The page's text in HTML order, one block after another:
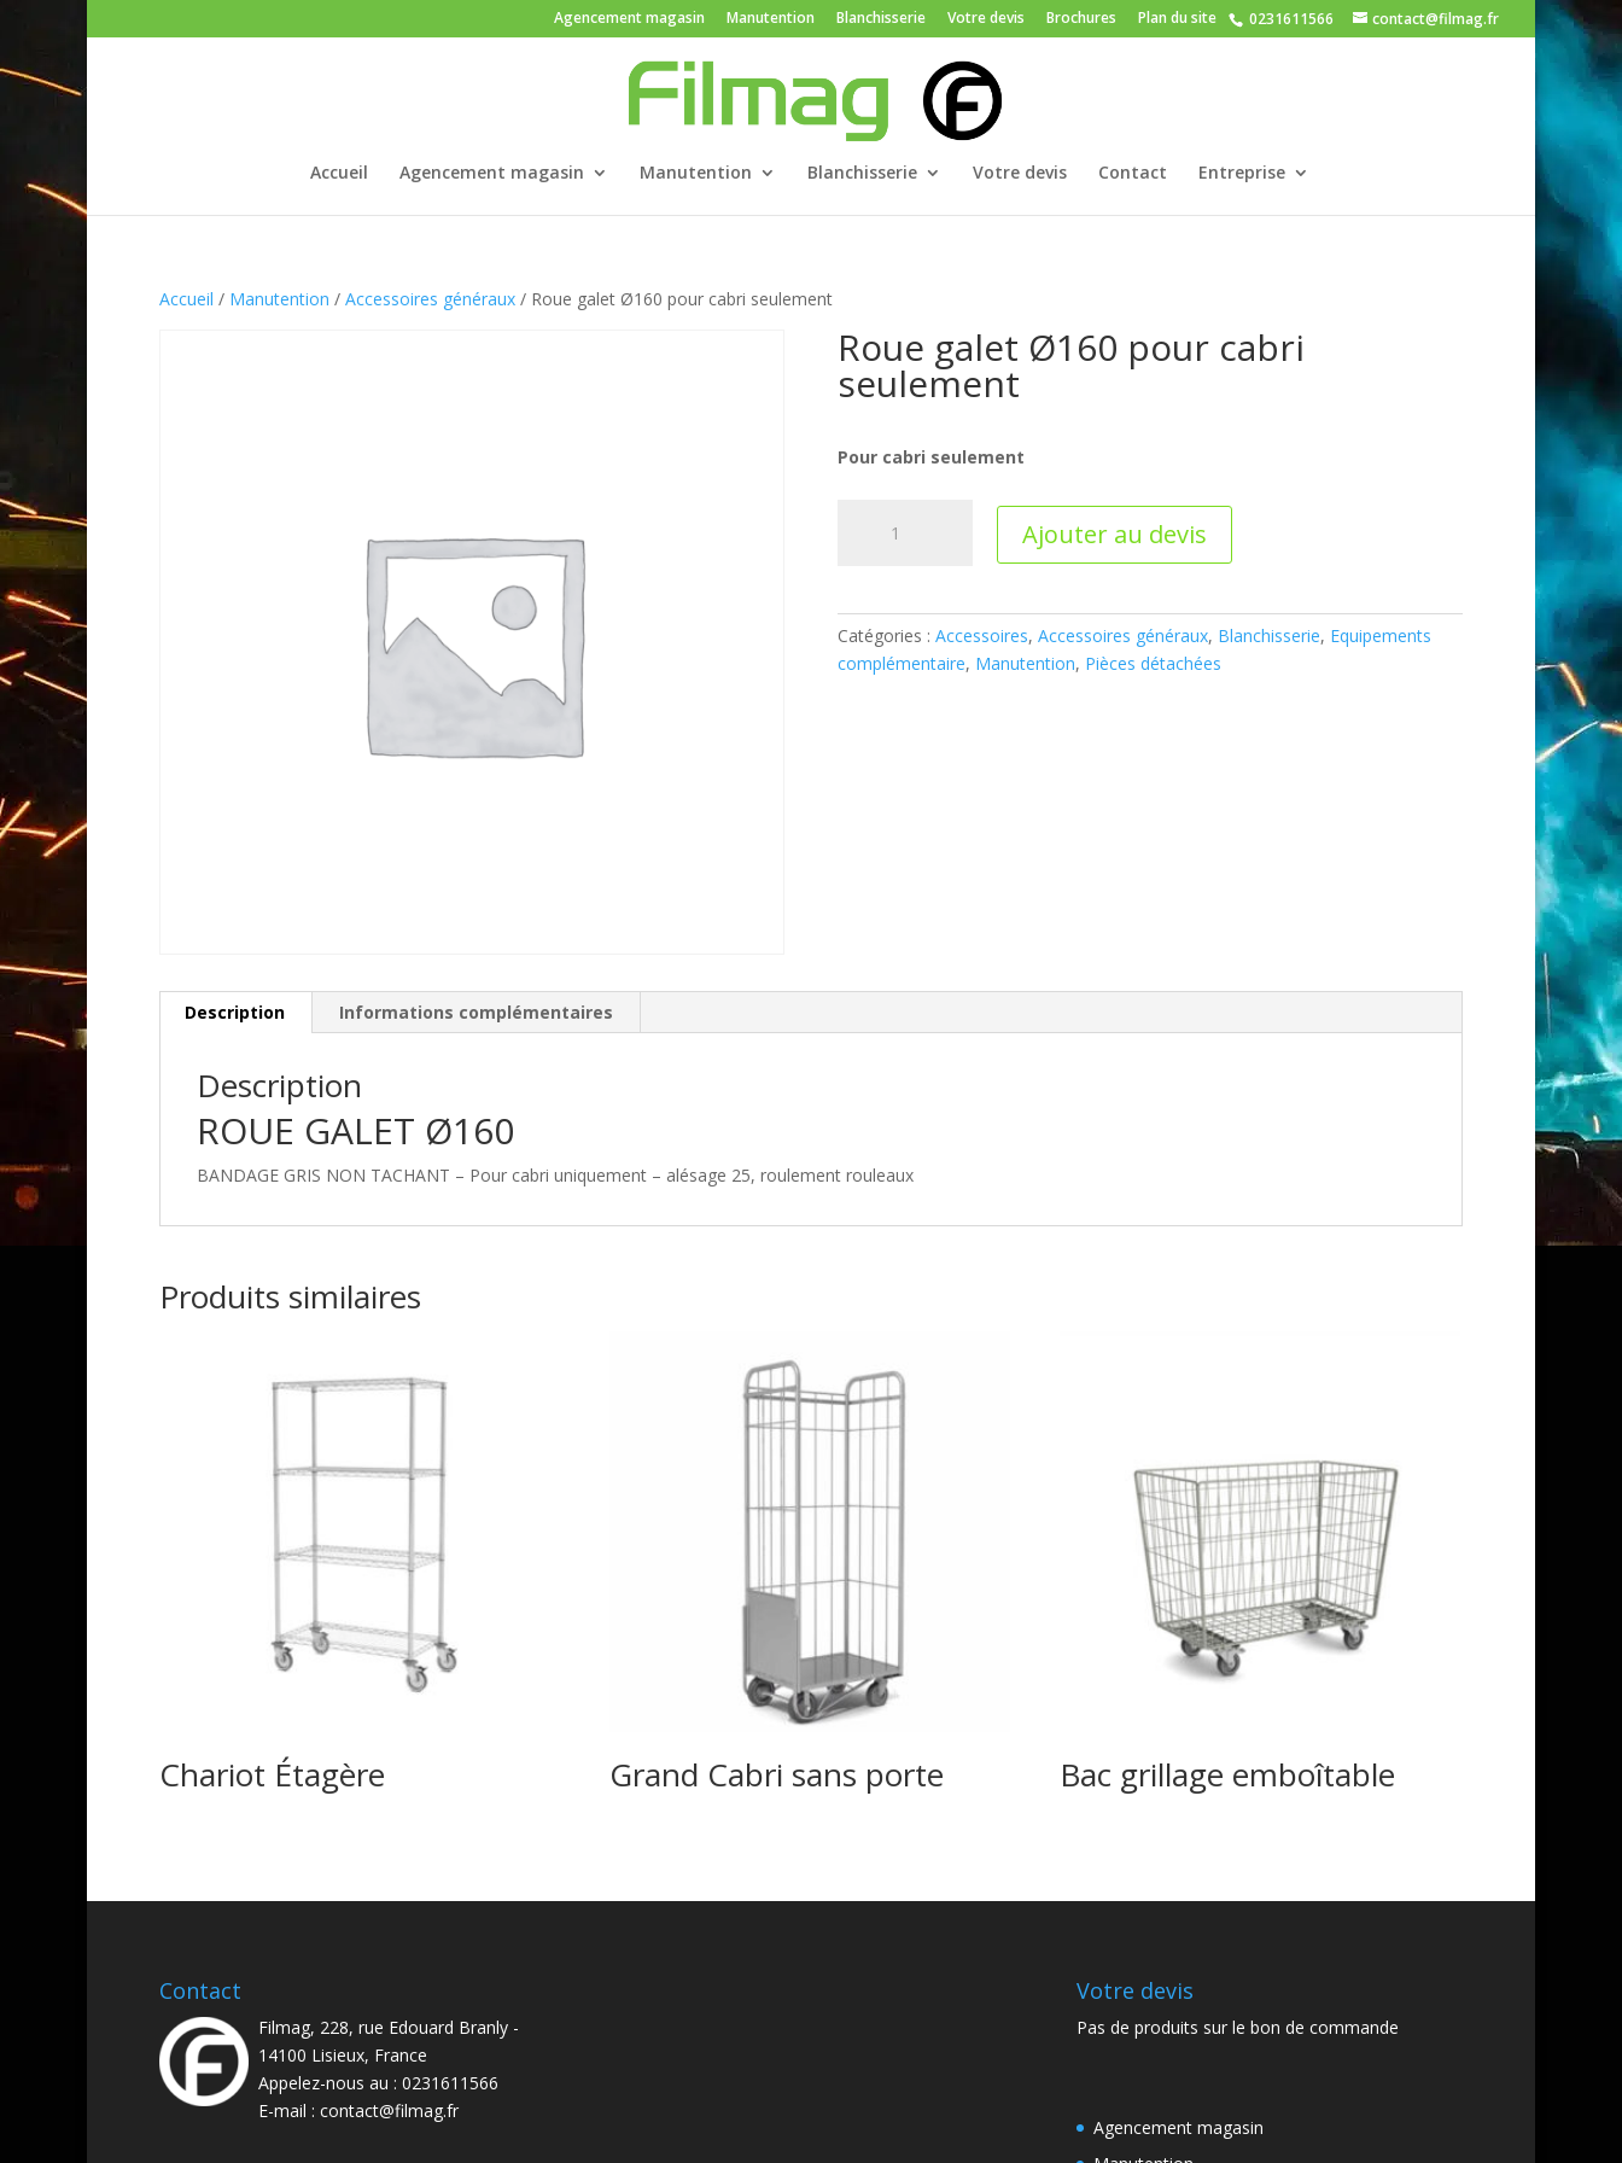
0231611566 contact@filmag.fr
Agencement magasin Manutention Blanchisserie Votre devis Brochures Plan du site
Accueil Agencement magasin Manutention Blanchisserie Votre devis Contact Entreprise
Accueil / Manutention / Accessoires généraux / Roue galet Ø160 pour cabri seulement
Roue galet Ø160 pour cabri
seulement
Pour cabri seulement
Ø160
cabri
Ajouter au devis
Catégories : Accessoires, Accessoires généraux, Blanchisserie, Equipements
complémentaire, Manutention, Pièces détachées
Description Informations complémentaires
Description
ROUE GALET Ø160
BANDAGE GRIS NON TACHANT – Pour cabri uniquement – alésage 25, roulement rouleaux
Produits similaires
Chariot Étagère Grand Cabri sans porte Bac grillage emboîtable
Contact
Filmag, 228, rue Edouard Branly -
14100 Lisieux, France
Appelez-nous au : 0231611566
E-mail : contact@filmag.fr
Votre devis
Pas de produits sur le bon de commande
Agencement magasin